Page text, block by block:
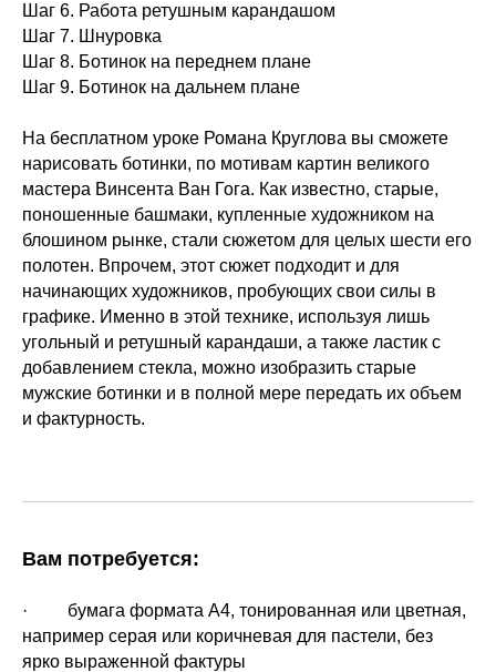
Шаг 6. Работа ретушным карандашом
Шаг 7. Шнуровка
Шаг 8. Ботинок на переднем плане
Шаг 9. Ботинок на дальнем плане
На бесплатном уроке Романа Круглова вы сможете
нарисовать ботинки, по мотивам картин великого
мастера Винсента Ван Гога. Как известно, старые,
поношенные башмаки, купленные художником на
блошином рынке, стали сюжетом для целых шести его
полотен. Впрочем, этот сюжет подходит и для
начинающих художников, пробующих свои силы в
графике. Именно в этой технике, используя лишь
угольный и ретушный карандаши, а также ластик с
добавлением стекла, можно изобразить старые
мужские ботинки и в полной мере передать их объем
и фактурность.
Вам потребуется:
· бумага формата А4, тонированная или цветная,
например серая или коричневая для пастели, без
ярко выраженной фактуры